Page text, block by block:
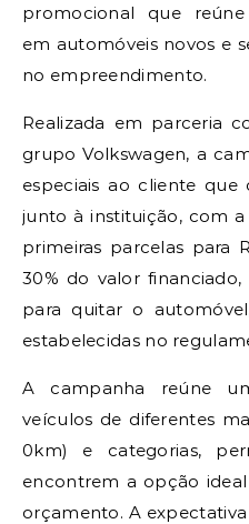
promocional que
em automóveis novos e
no empreendimento.
Realizada em parceria
grupo Volkswagen, a
especiais ao cliente
junto à instituição, com
primeiras parcelas para
30% do valor
para quitar o
estabelecidas no
A campanha reúne
veículos de diferentes
0km) e categorias,
encontrem a opção ideal
orçamento. A